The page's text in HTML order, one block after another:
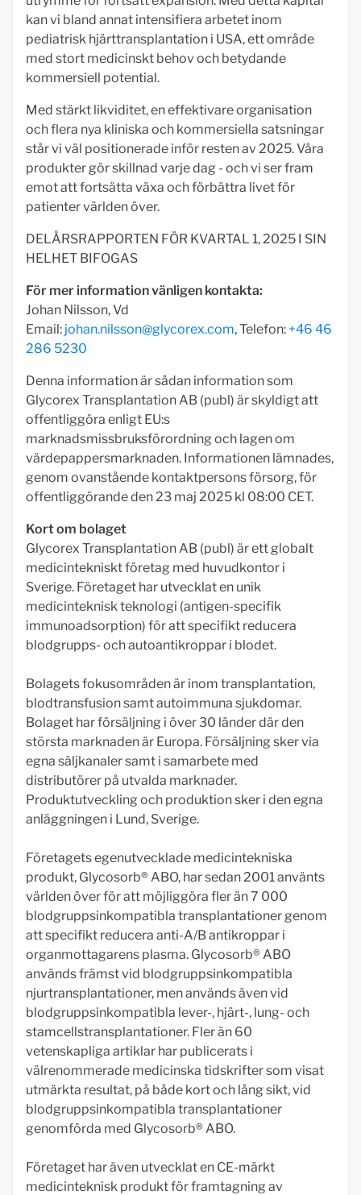
kan vi bland annat intensifiera arbetet inom
pediatrisk hjärttransplantation i USA, ett område
med stort medicinskt behov och betydande
kommersiell potential.
Med stärkt likviditet, en effektivare organisation
och flera nya kliniska och kommersiella satsningar
står vi väl positionerade inför resten av 2025. Våra
produkter gör skillnad varje dag - och vi ser fram
emot att fortsätta växa och förbättra livet för
patienter världen över.
DELÅRSRAPPORTEN FÖR KVARTAL 1, 2025 I SIN
HELHET BIFOGAS
För mer information vänligen kontakta:
Johan Nilsson, Vd
Email: johan.nilsson@glycorex.com, Telefon: +46 46
286 5230
Denna information är sådan information som
Glycorex Transplantation AB (publ) är skyldigt att
offentliggöra enligt EU:s
marknadsmissbruksförordning och lagen om
värdepappersmarknaden. Informationen lämnades,
genom ovanstående kontaktpersons försorg, för
offentliggörande den 23 maj 2025 kl 08:00 CET.
Kort om bolaget
Glycorex Transplantation AB (publ) är ett globalt
medicintekniskt företag med huvudkontor i
Sverige. Företaget har utvecklat en unik
medicinteknisk teknologi (antigen-specifik
immunoadsorption) för att specifikt reducera
blodgrupps- och autoantikroppar i blodet.
Bolagets fokusområden är inom transplantation,
blodtransfusion samt autoimmuna sjukdomar.
Bolaget har försäljning i över 30 länder där den
största marknaden är Europa. Försäljning sker via
egna säljkanaler samt i samarbete med
distributörer på utvalda marknader.
Produktutveckling och produktion sker i den egna
anläggningen i Lund, Sverige.
Företagets egenutvecklade medicintekniska
produkt, Glycosorb® ABO, har sedan 2001 använts
världen över för att möjliggöra fler än 7 000
blodgruppsinkompatibla transplantationer genom
att specifikt reducera anti-A/B antikroppar i
organmottagarens plasma. Glycosorb® ABO
används främst vid blodgruppsinkompatibla
njurtransplantationer, men används även vid
blodgruppsinkompatibla lever-, hjärt-, lung- och
stamcellstransplantationer. Fler än 60
vetenskapliga artiklar har publicerats i
välrenommerade medicinska tidskrifter som visat
utmärkta resultat, på både kort och lång sikt, vid
blodgruppsinkompatibla transplantationer
genomförda med Glycosorb® ABO.
Företaget har även utvecklat en CE-märkt
medicinteknisk produkt för framtagning av